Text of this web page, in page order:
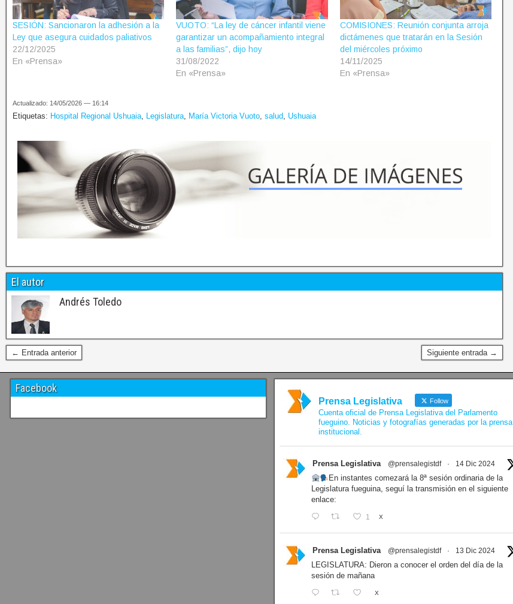
SESIÓN: Sancionaron la adhesión a la
Ley que asegura cuidados paliativos
22/12/2025
En «Prensa»
VUOTO: “La ley de cáncer infantil viene
garantizar un acompañamiento integral
a las familias”, dijo hoy
31/08/2022
En «Prensa»
COMISIONES: Reunión conjunta arroja
dictámenes que tratarán en la Sesión
del miércoles próximo
14/11/2025
En «Prensa»
Actualizado: 14/05/2026 — 16:14
Etiquetas: Hospital Regional Ushuaia Legislatura María Victoria Vuoto salud Ushuaia
El autor
Andrés Toledo
← Entrada anterior Siguiente entrada →
Facebook
Prensa Legislativa Follow
Cuenta oficial de Prensa Legislativa del Parlamento
fueguino. Noticias y fotografías generadas por la prensa
institucional.
Prensa Legislativa @prensalegistdf · 14 Dic 2024
En instantes comezará la 8ª sesión ordinaria de la
Legislatura fueguina, seguí la transmisión en el siguiente
enlace:
1 X
Prensa Legislativa @prensalegistdf · 13 Dic 2024
LEGISLATURA: Dieron a conocer el orden del día de la
sesión de mañana
X